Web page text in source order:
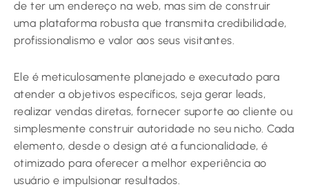
de ter um endereço na web, mas sim de construir
uma plataforma robusta que transmita credibilidade,
profissionalismo e valor aos seus visitantes.
Ele é meticulosamente planejado e executado para
atender a objetivos específicos, seja gerar leads,
realizar vendas diretas, fornecer suporte ao cliente ou
simplesmente construir autoridade no seu nicho. Cada
elemento, desde o design até a funcionalidade, é
otimizado para oferecer a melhor experiência ao
usuário e impulsionar resultados.